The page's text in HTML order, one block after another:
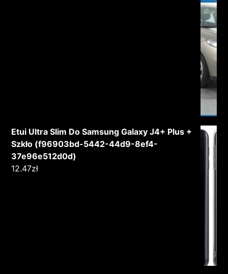
Etui Ultra Slim Do Samsung Galaxy J4+ Plus +
Szkło (f96903bd-5442-44d9-8ef4-
37e96e512d0d)
12.47zł